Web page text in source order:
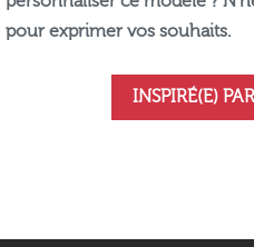
pour exprimer vos souhaits.
INSPIRÉ(E)